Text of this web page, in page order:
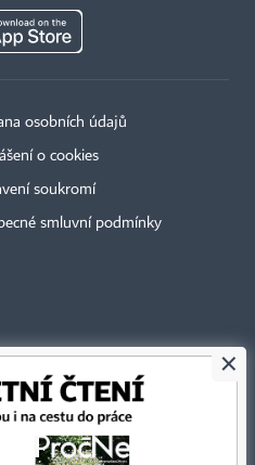
osobních údajů
o cookies
soukromí
smluvní podmínky
×